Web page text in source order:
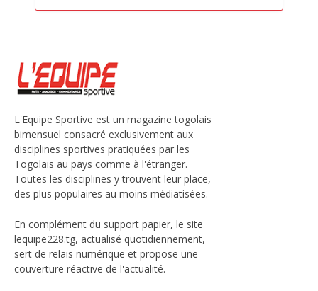
L'Equipe Sportive est un magazine togolais
bimensuel consacré exclusivement aux
disciplines sportives pratiquées par les
Togolais au pays comme à l'étranger.
Toutes les disciplines y trouvent leur place,
des plus populaires au moins médiatisées.
En complément du support papier, le site
lequipe228.tg, actualisé quotidiennement,
sert de relais numérique et propose une
couverture réactive de l'actualité.